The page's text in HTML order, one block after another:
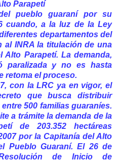
Parapetí
pueblo guaraní por su
cuando, a la luz de la Ley
departamentos del
al INRA la titulación de una
Alto Parapetí. La demanda,
paralizada y no es hasta
retoma el proceso.
con la LRC ya en vigor, el
que busca distribuir
500 familias guaraníes.
a trámite la demanda de la
de 203.352 hectáreas
por la Capitanía del Alto
Pueblo Guaraní. El 26 de
de Inicio de